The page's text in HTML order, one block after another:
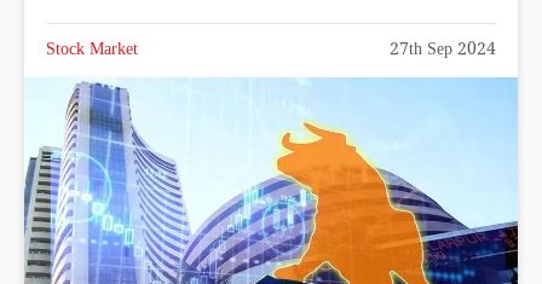
Stock Market 27th Sep 2024